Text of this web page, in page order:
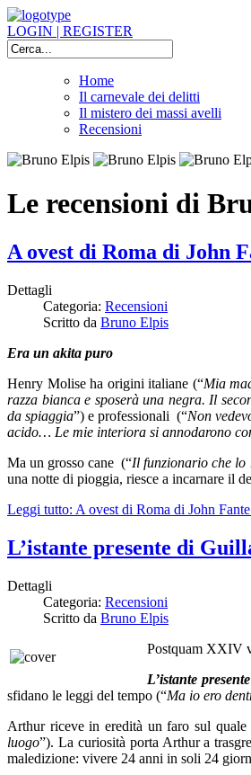
LOGIN | REGISTER
Home
Il carnevale dei delitti
Il mistero dei massi avelli
Recensioni
Le recensioni di
A ovest di Roma di John
Dettagli
Categoria: Recensioni
Scritto da Bruno Elpis
Era un akita puro
Henry Molise ha origini italiane (“Mia
razza bianca e sposerà una negra. Il
da spiaggia”) e professionali (“Non
acido… Le mie interiora si annodarono
Ma un grosso cane (“Il funzionario che lo
una notte di pioggia, riesce a incarnare il
Leggi tutto: A ovest di Roma di John
L’istante presente di
Dettagli
Categoria: Recensioni
Scritto da Bruno Elpis
Postquam XXIV
L’istante presente
sfidano le leggi del tempo (“Ma io ero
Arthur riceve in eredità un faro sul
luogo”). La curiosità porta Arthur a
maledizione: vivere 24 anni in soli 24